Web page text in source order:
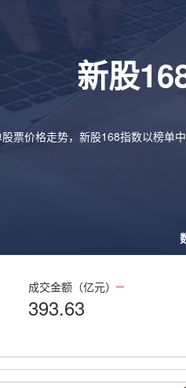
新股
票价格走势，新股168指数以榜单
成交金额（亿元）
393.63